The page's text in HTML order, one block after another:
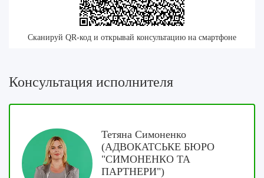
Сканируй QR-код и открывай консультацию на смартфоне
Консультация исполнителя
Тетяна Симоненко
(АДВОКАТСЬКЕ БЮРО
"СИМОНЕНКО ТА
ПАРТНЕРИ")